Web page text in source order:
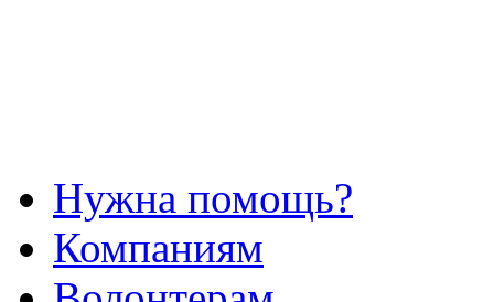
Нужна помощь?
Компаниям